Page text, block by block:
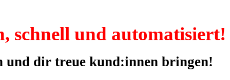
schnell und automatisiert!
und dir treue kund:innen bringen!